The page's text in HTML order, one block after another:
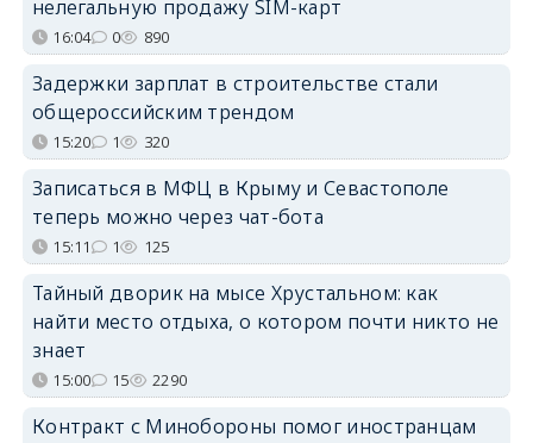
нелегальную продажу SIM-карт
16:04 0 890
Задержки зарплат в строительстве стали
общероссийским трендом
15:20 1 320
Записаться в МФЦ в Крыму и Севастополе
теперь можно через чат-бота
15:11 1 125
Тайный дворик на мысе Хрустальном: как
найти место отдыха, о котором почти никто не
знает
15:00 15 2290
Контракт с Минобороны помог иностранцам